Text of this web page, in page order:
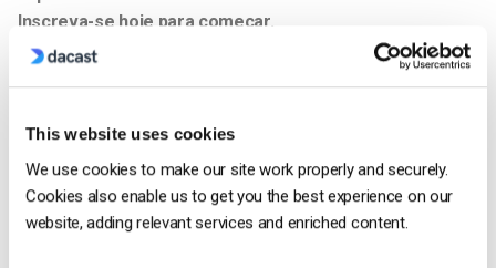
This website uses cookies
We use cookies to make our site work properly and securely.
Cookies also enable us to get you the best experience on our
website, adding relevant services and enriched content.
Inscreva-se hoje para começar.
Recursos adicionais: